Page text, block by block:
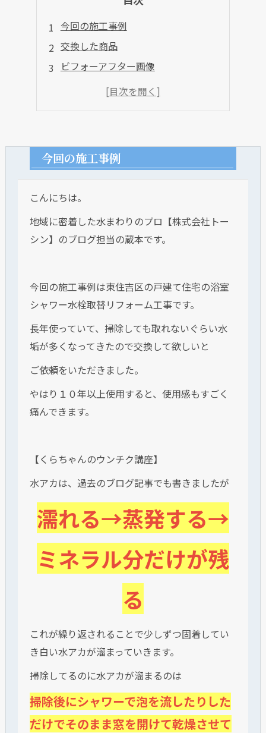
今回の施工事例
交換した商品
ビフォーアフター画像
今回の施工事例
こんにちは。
地域に密着した水まわりのプロ【株式会社トー
シン】のブログ担当の蔵本です。
今回の施工事例は東住吉区の戸建て住宅の浴室
シャワー水栓取替リフォーム工事です。
長年使っていて、掃除しても取れないぐらい水
垢が多くなってきたので交換して欲しいと
ご依頼をいただきました。
やはり１０年以上使用すると、使用感もすごく
痛んできます。
【くらちゃんのウンチク講座】
水アカは、過去のブログ記事でも書きましたが
濡れる→蒸発する→
ミネラル分だけが残
る
これが繰り返されることで少しずつ固着してい
き白い水アカが溜まっていきます。
掃除してるのに水アカが溜まるのは
掃除後にシャワーで泡を流したりした
だけでそのまま窓を開けて乾燥させて